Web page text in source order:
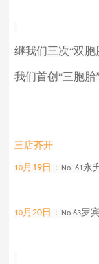
继我们三次“双胞
我们首创 “三胞胎”
三店齐开
10月 19日： No. 61永
10月 20日： No.63罗